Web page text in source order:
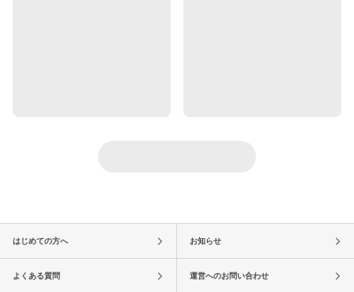
はじめての方へ お知らせ
よくある質問 運営へのお問い合わせ